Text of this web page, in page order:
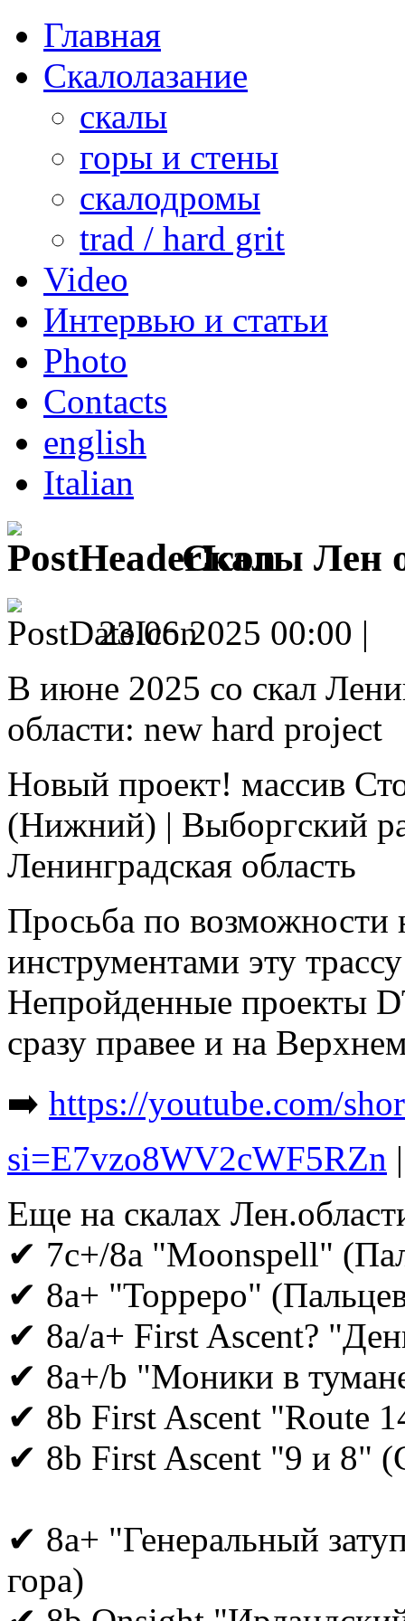
Главная
Скалолазание
скалы
горы и стены
скалодромы
trad / hard grit
Video
Интервью и статьи
Photo
Contacts
english
Italian
Скалы Лен
23.06.2025 00:00 |
В июне 2025 со скал
области: new hard project
Новый проект! массив
(Нижний) | Выборгский
Ленинградская область
Просьба по возможности
инструментами эту
Непройденные проекты
сразу правее и на
➡️ https://youtube.com/
si=E7vzo8WV2cWF5RZn
Еще на скалах
✔ 7c+/8a "Moonspell"
✔ 8a+ "Торреро"
✔ 8a/a+ First Ascent?
✔ 8a+/b "Моники в
✔ 8b First Ascent "Route
✔ 8b First Ascent "9 и 8"
✔ 8a+ "Генеральный
гора)